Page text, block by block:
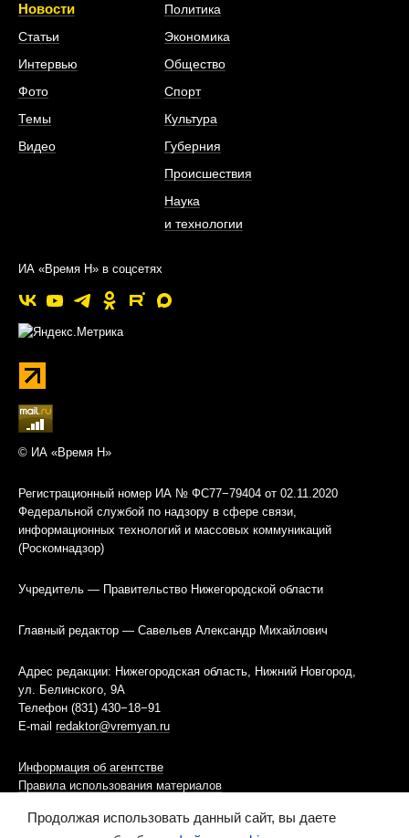
Новости
Статьи
Интервью
Фото
Темы
Видео
Политика
Экономика
Общество
Спорт
Культура
Губерния
Происшествия
Наука
и технологии
ИА «Время Н» в соцсетях
© ИА «Время Н»
Регистрационный номер ИА № ФС77−79404 от 02.11.2020
Федеральной службой по надзору в сфере связи,
информационных технологий и массовых коммуникаций
(Роскомнадзор)
Учредитель — Правительство Нижегородской области
Главный редактор — Савельев Александр Михайлович
Адрес редакции: Нижегородская область, Нижний Новгород,
ул. Белинского, 9А
Телефон (831) 430−18−91
E-mail redaktor@vremyan.ru
Информация об агентстве
Правила использования материалов
Информационная политика использования «cookies»-файлов
Продолжая использовать данный сайт, вы даете